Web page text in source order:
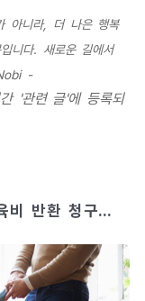
아니라, 더 나은 행복
니다. 새로운 길에서
-
'관련 글'에 등록되
비 반환 청구는